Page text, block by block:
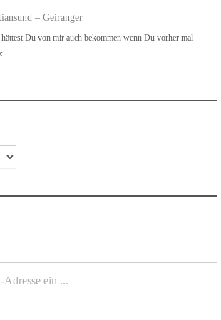
– Geiranger
Du von mir auch bekommen wenn Du vorher mal